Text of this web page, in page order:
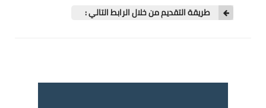
طريقة التقديم من خلال الرابط التالي :